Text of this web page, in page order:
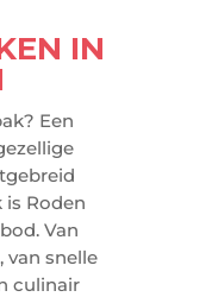
IN
Een
Roden
Van
van snelle
culinair